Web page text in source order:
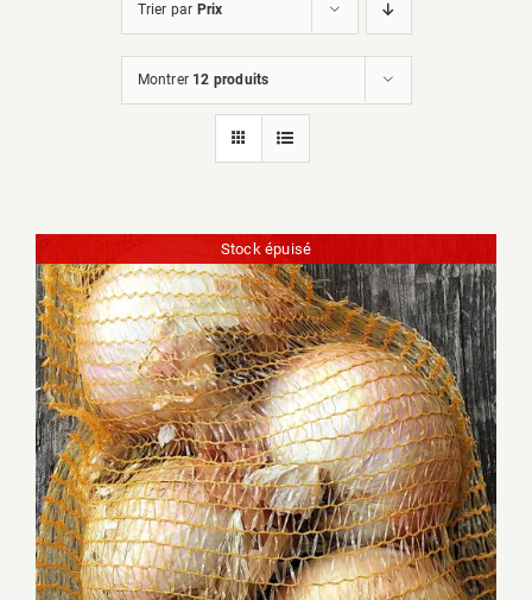
Trier par Prix
Montrer 12 produits
Stock épuisé